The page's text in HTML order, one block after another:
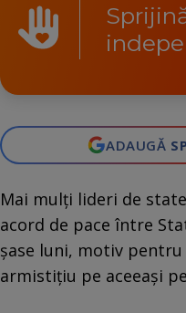
ADAUGĂ
Mai mulți lideri de
acord de pace între
șase luni, motiv
armistițiu pe aceeași